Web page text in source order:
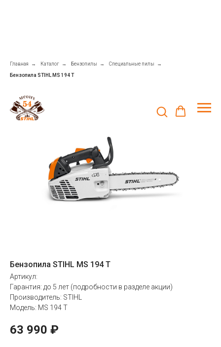
Главная → Каталог → Бензопилы → Специальные пилы →
Бензопила STIHL MS 194 T
Бензопила STIHL MS 194 T
Артикул:
Гарантия: до 5 лет (подробности в разделе акции)
Производитель: STIHL
Модель: MS 194 T
63 990 ₽